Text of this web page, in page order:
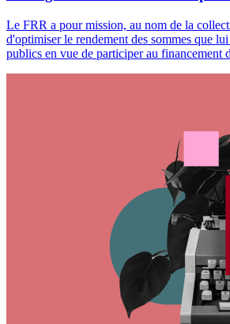
Le FRR a pour mission, au nom de la
d'optimiser le rendement des sommes que
publics en vue de participer au financement